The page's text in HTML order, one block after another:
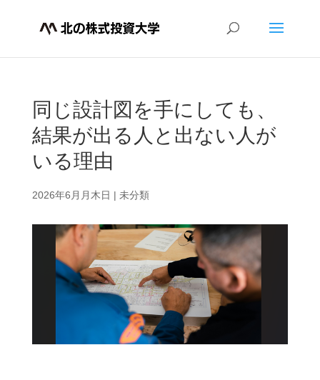
同じ設計図を手にしても、
結果が出る人と出ない人が
いる理由
2026年6月月木日 | 未分類